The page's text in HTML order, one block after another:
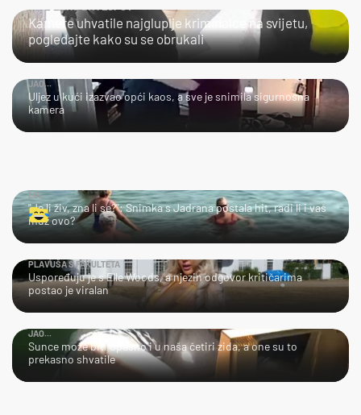
Kamere uhvatile najgluplje kriminalce na svijetu,
pogledajte kako su se obrukali
JAO...
Uljez u kući izazvao opći kaos, a sve je snimila sigurnosna
kamera
LOL
"Je li živ, zna li se?": Snimka s Jadrana postala hit, radi li i vaš
muž ovo?
PLAVUŠA S FAKULTETA
Uspoređuju je s Elle Woods, a njezin odgovor kritičarima
postao je viralan
JAO...
Sunce može biti opasno i u naša četiri zida, a one su to
prekasno shvatile